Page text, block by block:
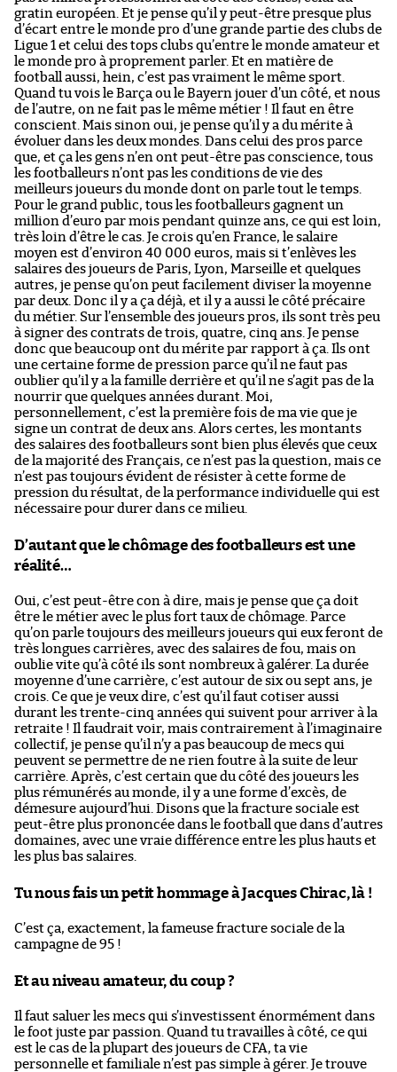
gratin européen. Et je pense qu’il y peut-être presque plus
d’écart entre le monde pro d’une grande partie des clubs de
Ligue 1 et celui des tops clubs qu’entre le monde amateur et
le monde pro à proprement parler. Et en matière de
football aussi, hein, c’est pas vraiment le même sport.
Quand tu vois le Barça ou le Bayern jouer d’un côté, et nous
de l’autre, on ne fait pas le même métier ! Il faut en être
conscient. Mais sinon oui, je pense qu’il y a du mérite à
évoluer dans les deux mondes. Dans celui des pros parce
que, et ça les gens n’en ont peut-être pas conscience, tous
les footballeurs n’ont pas les conditions de vie des
meilleurs joueurs du monde dont on parle tout le temps.
Pour le grand public, tous les footballeurs gagnent un
million d’euro par mois pendant quinze ans, ce qui est loin,
très loin d’être le cas. Je crois qu’en France, le salaire
moyen est d’environ 40 000 euros, mais si t’enlèves les
salaires des joueurs de Paris, Lyon, Marseille et quelques
autres, je pense qu’on peut facilement diviser la moyenne
par deux. Donc il y a ça déjà, et il y a aussi le côté précaire
du métier. Sur l’ensemble des joueurs pros, ils sont très peu
à signer des contrats de trois, quatre, cinq ans. Je pense
donc que beaucoup ont du mérite par rapport à ça. Ils ont
une certaine forme de pression parce qu’il ne faut pas
oublier qu’il y a la famille derrière et qu’il ne s’agit pas de la
nourrir que quelques années durant. Moi,
personnellement, c’est la première fois de ma vie que je
signe un contrat de deux ans. Alors certes, les montants
des salaires des footballeurs sont bien plus élevés que ceux
de la majorité des Français, ce n’est pas la question, mais ce
n’est pas toujours évident de résister à cette forme de
pression du résultat, de la performance individuelle qui est
nécessaire pour durer dans ce milieu.
D’autant que le chômage des footballeurs est une
réalité…
Oui, c’est peut-être con à dire, mais je pense que ça doit
être le métier avec le plus fort taux de chômage. Parce
qu’on parle toujours des meilleurs joueurs qui eux feront de
très longues carrières, avec des salaires de fou, mais on
oublie vite qu’à côté ils sont nombreux à galérer. La durée
moyenne d’une carrière, c’est autour de six ou sept ans, je
crois. Ce que je veux dire, c’est qu’il faut cotiser aussi
durant les trente-cinq années qui suivent pour arriver à la
retraite ! Il faudrait voir, mais contrairement à l’imaginaire
collectif, je pense qu’il n’y a pas beaucoup de mecs qui
peuvent se permettre de ne rien foutre à la suite de leur
carrière. Après, c’est certain que du côté des joueurs les
plus rémunérés au monde, il y a une forme d’excès, de
démesure aujourd’hui. Disons que la fracture sociale est
peut-être plus prononcée dans le football que dans d’autres
domaines, avec une vraie différence entre les plus hauts et
les plus bas salaires.
Tu nous fais un petit hommage à Jacques Chirac, là !
C’est ça, exactement, la fameuse fracture sociale de la
campagne de 95 !
Et au niveau amateur, du coup ?
Il faut saluer les mecs qui s’investissent énormément dans
le foot juste par passion. Quand tu travailles à côté, ce qui
est le cas de la plupart des joueurs de CFA, ta vie
personnelle et familiale n’est pas simple à gérer. Je trouve